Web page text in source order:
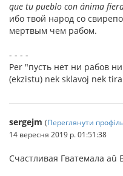
que tu pueblo con ánima
ибо твой народ со
мертвым чем рабом.
- - - -
Per "пусть нет ни рабов
(ekzistu) nek sklavoj nek
sergejm (Переглянути
14 вересня 2019 р. 01:51:38
Счастливая Гватемала aŭ